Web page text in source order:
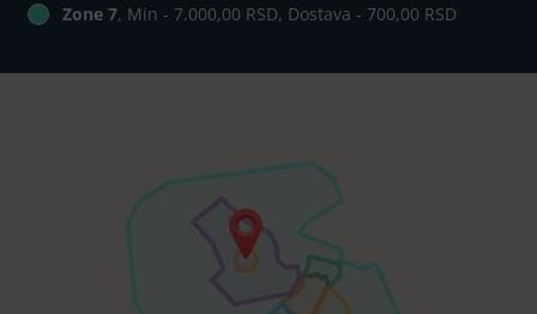
Zone 7, Min - 7.000,00 RSD, Dostava - 700,00 RSD